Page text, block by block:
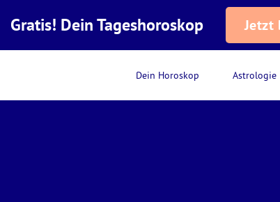
Dein Horoskop Astrologie
Gratis! Dein Tageshoroskop Jetzt